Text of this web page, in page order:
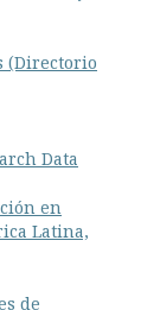
(Directorio
Data
en
Latina,
de